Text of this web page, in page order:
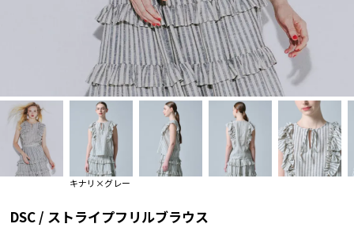
キナリ×グレー
DSC / ストライプフリルブラウス